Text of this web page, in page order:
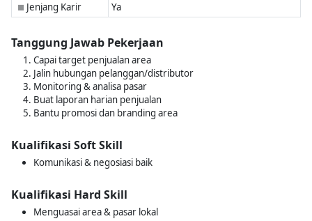
■ Jenjang Karir Ya
Tanggung Jawab Pekerjaan
Capai target penjualan area
Jalin hubungan pelanggan/distributor
Monitoring & analisa pasar
Buat laporan harian penjualan
Bantu promosi dan branding area
Kualifikasi Soft Skill
Komunikasi & negosiasi baik
Kualifikasi Hard Skill
Menguasai area & pasar lokal